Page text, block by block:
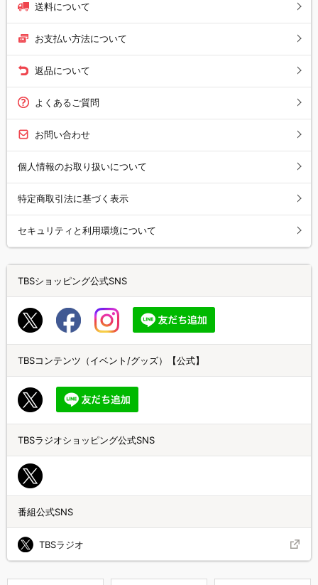
送料について
お支払い方法について
返品について
よくあるご質問
お問い合わせ
個人情報のお取り扱いについて
特定商取引法に基づく表示
セキュリティと利用環境について
TBSショッピング公式SNS
TBSコンテンツ（イベント/グッズ）【公式】
TBSラジオショッピング公式SNS
番組公式SNS
TBSラジオ